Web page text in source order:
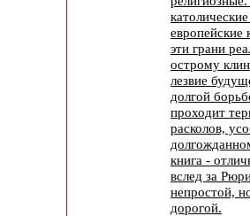
европейские
эти грани
острому
лезвие
долгой
проходит
расколов,
книга -
вслед за
непростой,
дорогой.